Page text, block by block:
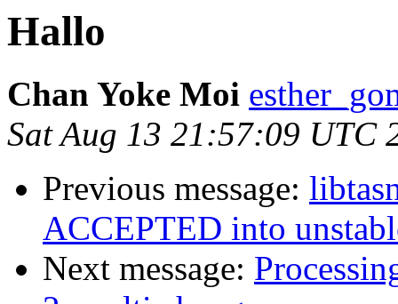
Hallo
Chan Yoke Moi
Sat Aug 13 21:57:09 UTC
Previous message:
ACCEPTED into
Next message: